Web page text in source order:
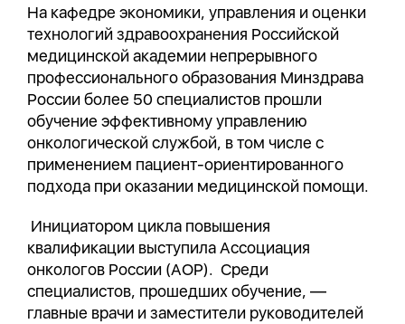
На кафедре экономики, управления и оценки
технологий здравоохранения Российской
медицинской академии непрерывного
профессионального образования Минздрава
России более 50 специалистов прошли
обучение эффективному управлению
онкологической службой, в том числе с
применением пациент-ориентированного
подхода при оказании медицинской помощи.
Инициатором цикла повышения
квалификации выступила Ассоциация
онкологов России (АОР). Среди
специалистов, прошедших обучение, —
главные врачи и заместители руководителей